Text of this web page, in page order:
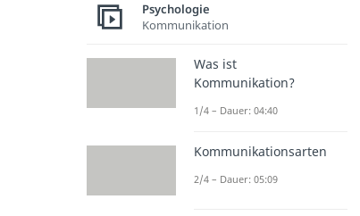
Psychologie
Kommunikation
Was ist
Kommunikation?
1/4 – Dauer: 04:40
Kommunikationsarten
2/4 – Dauer: 05:09